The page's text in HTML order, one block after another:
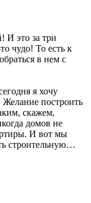
И это за три
чудо! То есть к
в нем с
я хочу
Желание построить
скажем,
домов не
И вот мы
строительную…